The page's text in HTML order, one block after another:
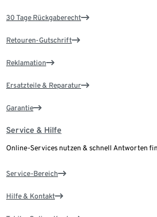
30 Tage Rückgaberecht
Retouren-Gutschrift
Reklamation
Ersatzteile & Reparatur
Garantie
Service & Hilfe
Online-Services nutzen & schnell Antworten
Service-Bereich
Hilfe & Kontakt